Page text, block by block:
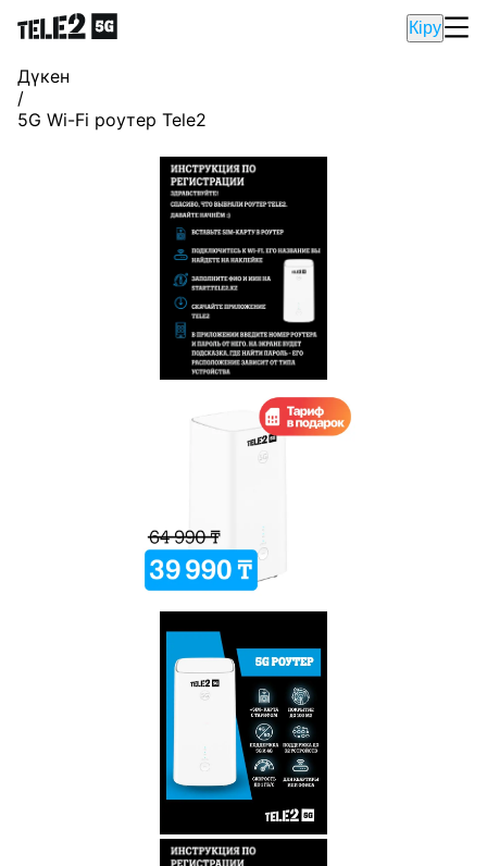
Кіру
Дүкен
/
5G Wi-Fi роутер Tele2